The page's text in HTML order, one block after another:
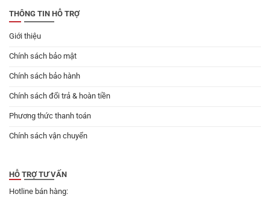
THÔNG TIN HỖ TRỢ
Giới thiệu
Chính sách bảo mật
Chính sách bảo hành
Chính sách đổi trả & hoàn tiền
Phương thức thanh toán
Chính sách vận chuyển
HỖ TRỢ TƯ VẤN
Hotline bán hàng: